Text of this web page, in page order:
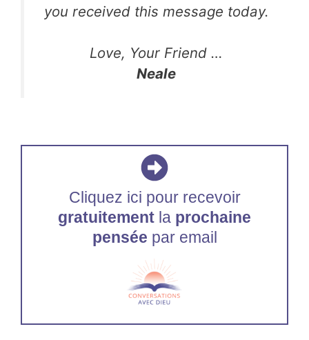
you received this message today.
Love, Your Friend …
Neale
Cliquez ici pour recevoir
gratuitement la prochaine
pensée par email